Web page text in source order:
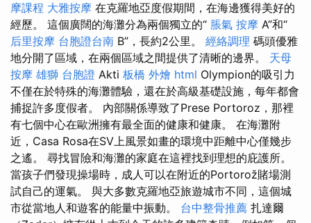
摩課程 大雅按摩 在克羅地亞度假期間，在海邊獲得美好的
經歷。 這個廣闊的海灘分為兩個獨立的“ 脹氣 按摩 A”和“
后里按摩 台胞證台南 B”，長約2公里。 經絡調理 碼頭優雅
地分開了區域，在兩個區域之間提供了清晰的邊界。 天母
按摩 雄獅 台胞證 Akti 板橋 外燴 html Olympion的吸引力
不僅在於特殊的海灘體驗，還在於高級基礎設施，每年都會
捕捉許多度假者。 內部關係導致了Prese Portoroz，那裡
有七個中心在歐洲擁有最全面的健康和健康。 在海灘附
近，Casa Rosa在SV上風景如畫的環境中距離中心僅幾步
之遙。 尋找冒險和海灘的家庭在這裡找到理想的庇護所。
當孩子們發現操場時，成人可以在附近的Portorož賭場測
試自己的運氣。 與大多數克羅地亞旅遊城市不同，這個城
市從當地人和遊客的能量中振動。 台中整骨推薦 扎達爾